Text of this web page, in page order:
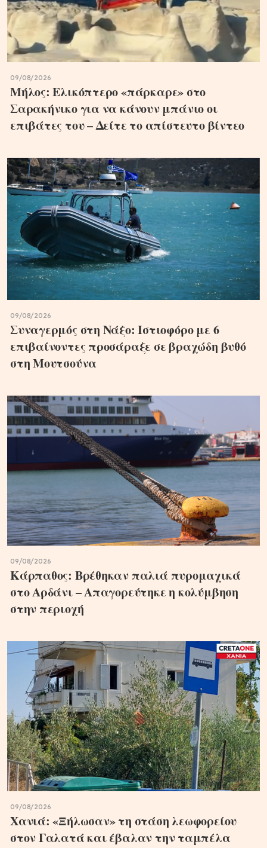
09/08/2026
Μήλος: Ελικόπτερο «πάρκαρε» στο
Σαρακήνικο για να κάνουν μπάνιο οι
επιβάτες του – Δείτε το απίστευτο βίντεο
09/08/2026
Συναγερμός στη Νάξο: Ιστιοφόρο με 6
επιβαίνοντες προσάραξε σε βραχώδη βυθό
στη Μουτσούνα
09/08/2026
Κάρπαθος: Βρέθηκαν παλιά πυρομαχικά
στο Αρδάνι – Απαγορεύτηκε η κολύμβηση
στην περιοχή
09/08/2026
Χανιά: «Ξήλωσαν» τη στάση λεωφορείου
στον Γαλατά και έβαλαν την ταμπέλα